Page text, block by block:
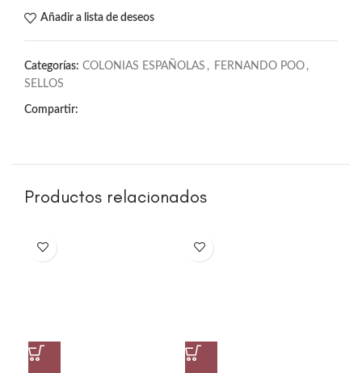
Añadir a lista de deseos
Categorías: COLONIAS ESPAÑOLAS , FERNANDO POO ,
SELLOS
Compartir:
Productos relacionados